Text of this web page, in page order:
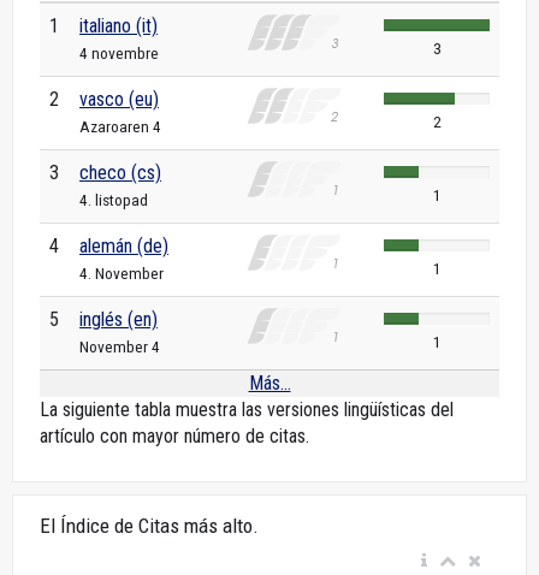
1 italiano (it)
4 novembre 3
2 vasco (eu)
Azaroaren 4 2
3 checo (cs)
4. listopad 1
4 alemán (de)
4. November 1
5 inglés (en)
November 4 1
Más...
La siguiente tabla muestra las versiones lingüísticas del
artículo con mayor número de citas.
El Índice de Citas más alto.